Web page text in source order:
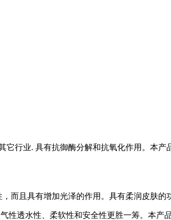
它行业. 具有抗御酶分解和抗氧化作用。本
而且具有增加光泽的作用。具有柔润皮肤的
性透水性、柔软性和安全性更胜一筹。本产